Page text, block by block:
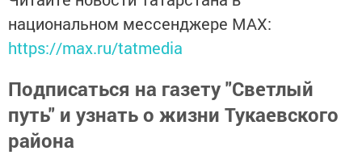
национальном мессенджере MАХ:
https://max.ru/tatmedia
Подписаться на газету "Светлый
путь" и узнать о жизни Тукаевского
района